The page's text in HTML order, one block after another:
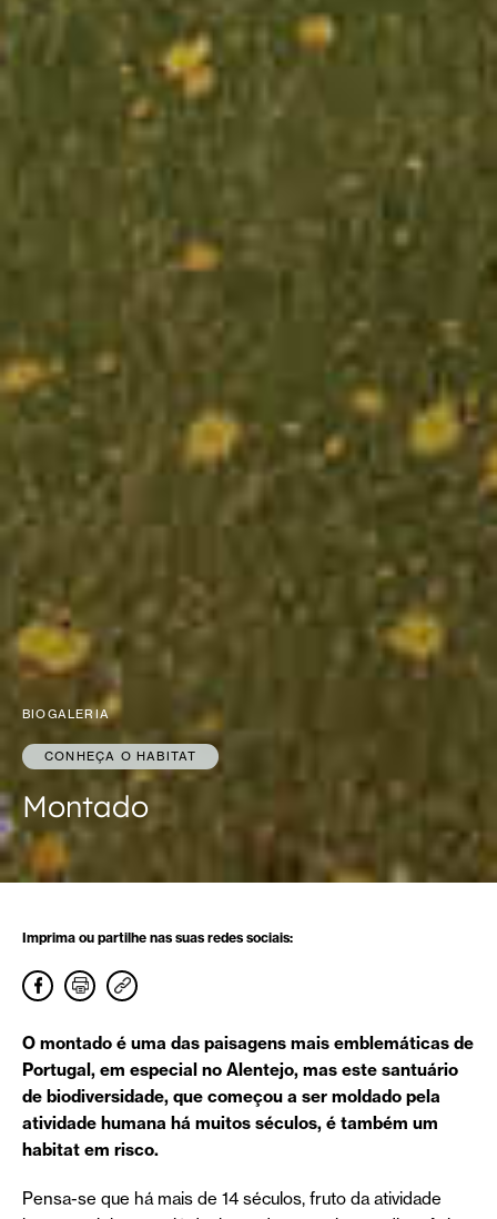
BIOGALERIA
CONHEÇA O HABITAT
Montado
Imprima ou partilhe nas suas redes sociais:
O montado é uma das paisagens mais emblemáticas de
Portugal, em especial no Alentejo, mas este santuário
de biodiversidade, que começou a ser moldado pela
atividade humana há muitos séculos, é também um
habitat em risco.
Pensa-se que há mais de 14 séculos, fruto da atividade